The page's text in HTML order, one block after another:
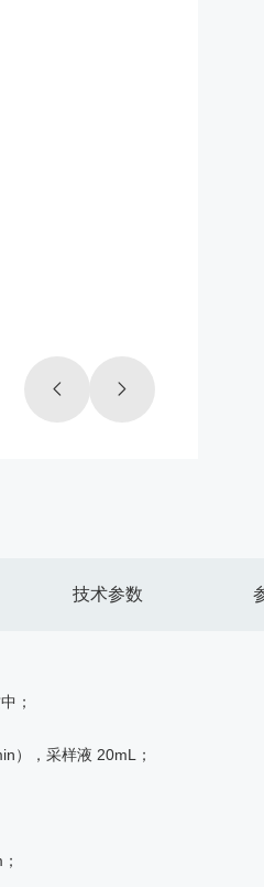
技术参数
；
），采样液 20mL；